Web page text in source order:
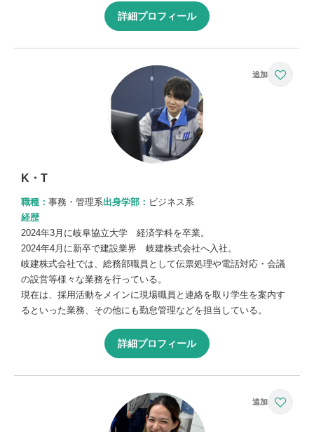
詳細プロフィール
K・T
職種： 事務・管理系出身学部： ビジネス系
経歴
2024年3月に岐阜協立大学 経済学科を卒業。
2024年4月に新卒で建設業界 岐建株式会社へ入社。
岐建株式会社では、総務部職員として伝票処理や電話対応・会議
の設営等様々な業務を行っている。
現在は、採用活動をメインに現場職員と連絡を取り学生を案内す
るといった業務、その他にも勤怠管理などを担当している。
詳細プロフィール